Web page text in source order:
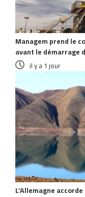
Managem prend le
avant le démarrage
il y a 1 jour
L’Allemagne